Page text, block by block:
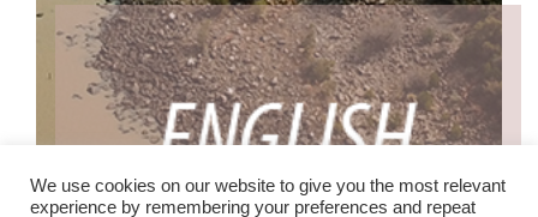
We use cookies on our website to give you the most relevant
experience by remembering your preferences and repeat